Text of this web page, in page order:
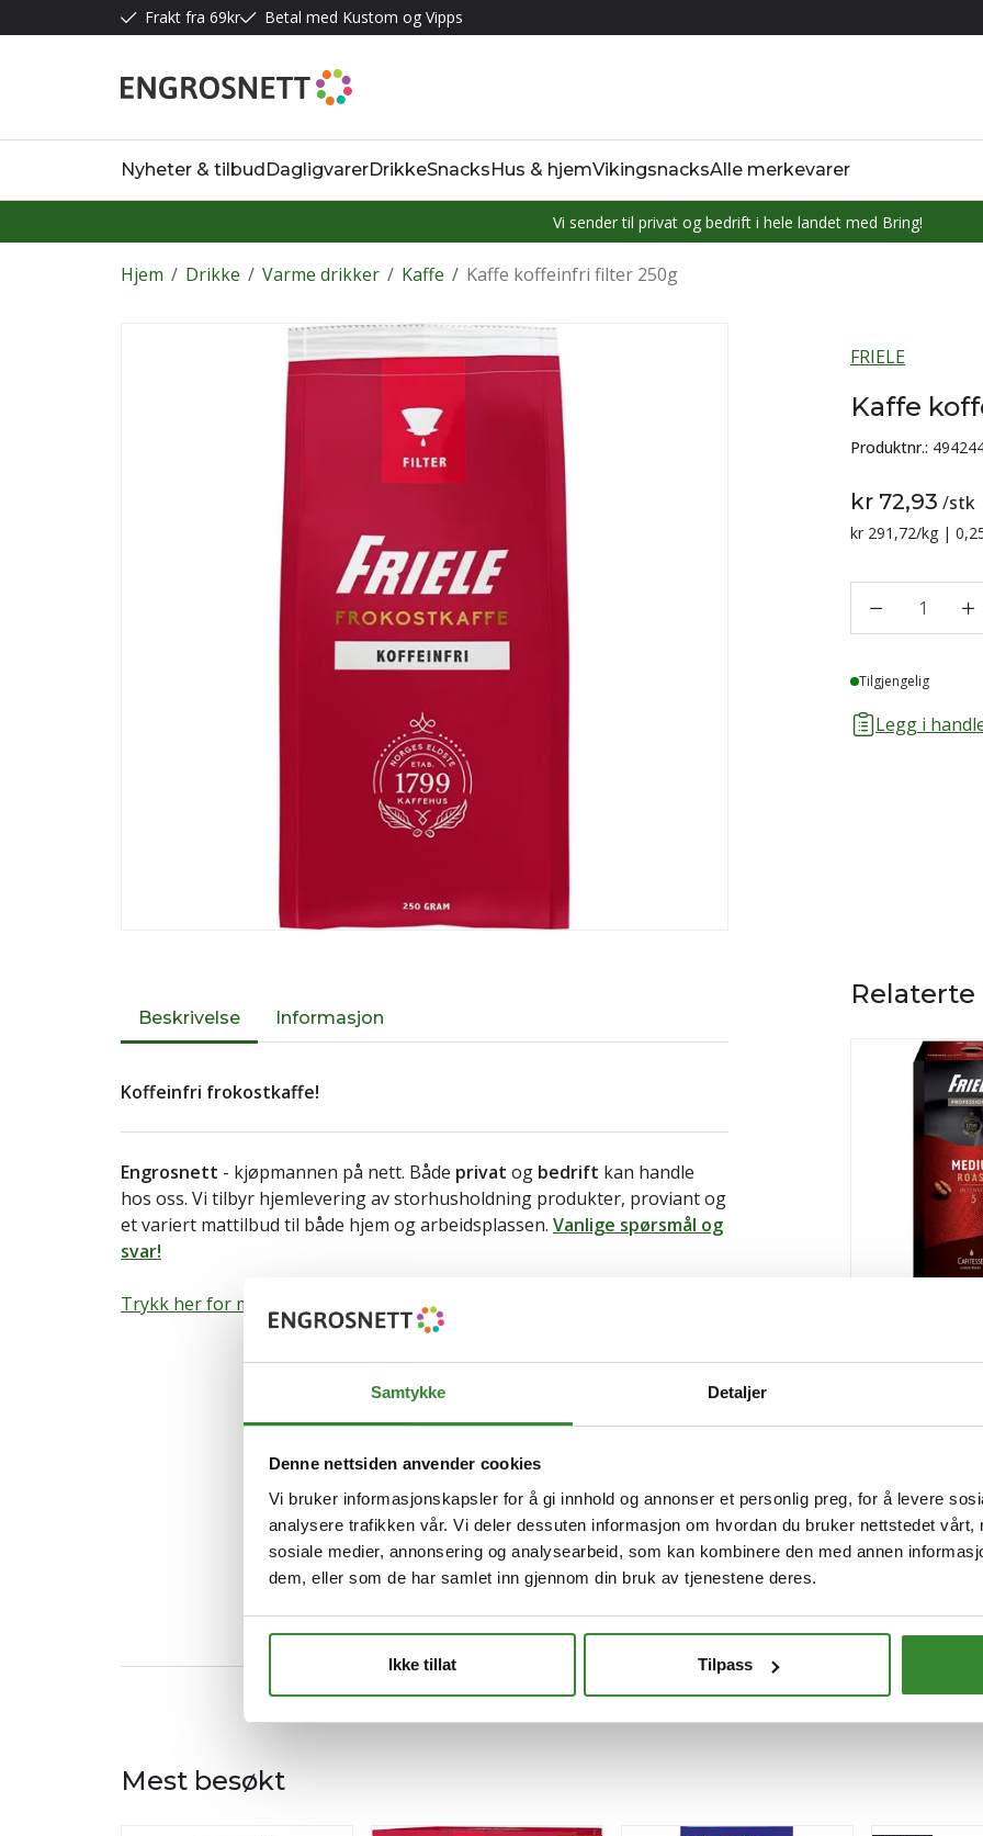
Samtykke Detaljer
Denne nettsiden anvender cookies
Vi bruker informasjonskapsler for å gi innhold og annonser et personlig preg, for å levere
analysere trafikken vår. Vi deler dessuten informasjon om hvordan du bruker nettstedet vårt,
sosiale medier, annonsering og analysearbeid, som kan kombinere den med annen
dem, eller som de har samlet inn gjennom din bruk av tjenestene deres.
Ikke tillat Tilpass
Frakt fra 69kr Betal med Kustom og Vipps
Nyheter & tilbudDagligvarerDrikkeSnacksHus & hjemVikingsnacksAlle merkevarer
Vi sender til privat og bedrift i hele landet med Bring!
/
Hjem /
Drikke /
Varme drikker /
Kaffe Kaffe koffeinfri filter 250g
FRIELE
Kaffe
Produktnr.:
kr 72,93 /stk
Sammenligning
kr 291,72/kg |
1
Lager
Tilgjengelig
Legg i
Beskrivelse Informasjon
Koffeinfri frokostkaffe!
Engrosnett - kjøpmannen på nett. Både privat og bedrift kan handle
hos oss. Vi tilbyr hjemlevering av storhusholdning produkter, proviant og
et variert mattilbud til både hjem og arbeidsplassen. Vanlige spørsmål og
svar!
Trykk her for mer informasjon om varen.
Mest besøkt